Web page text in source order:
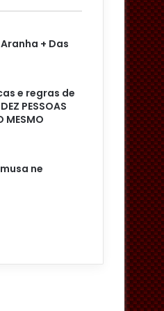
+ Das
e regras de
PESSOAS
MESMO
ne